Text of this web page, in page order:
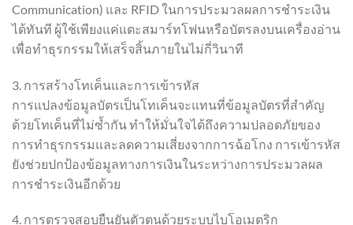
Communication) และ RFID ในการประมวลผลการชำระเงิน
ได้ทันที ผู้ใช้เพียงแค่แตะสมาร์ทโฟนหรือบัตรลงบนเครื่องอ่าน
เพื่อทำธุรกรรมให้เสร็จสิ้นภายในไม่กี่วินาที
3. การสร้างโทเค็นและการเข้ารหัส
การแปลงข้อมูลบัตรเป็นโทเค็นจะแทนที่ข้อมูลบัตรที่สำคัญ
ด้วยโทเค็นที่ไม่ซ้ำกัน ทำให้มั่นใจได้ถึงความปลอดภัยของ
การทำธุรกรรมและลดความเสี่ยงจากการฉ้อโกง การเข้ารหัส
ยังช่วยปกป้องข้อมูลทางการเงินในระหว่างการประมวลผล
การชำระเงินอีกด้วย
4. การตรวจสอบยืนยันตัวตนด้วยระบบไบโอเมตริก